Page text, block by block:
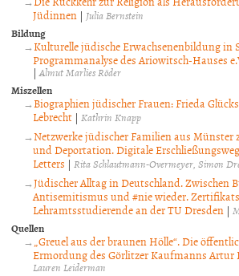
Jüdinnen | Julia Bernstein
Bildung
Kulturelle jüdische Erwachsenenbildung in
Programmanalyse des Ariowitsch-Hauses
|Almut Marlies Röder
Miszellen
Biographien jüdischer Frauen: Frieda
Lebrecht | Kathrin Knapp
Netzwerke jüdischer Familien aus
und Deportation. Digitale
Letters | Rita Schlautmann-Overmeyer Simon
Jüdischer Alltag in Deutschland. Zwischen
Antisemitismus und #nie wieder.
Lehramtsstudierende an der TU Dresden |
Quellen
„Greuel aus der braunen Hölle“. Die
Ermordung des Görlitzer Kaufmanns Artur
Lauren Leiderman